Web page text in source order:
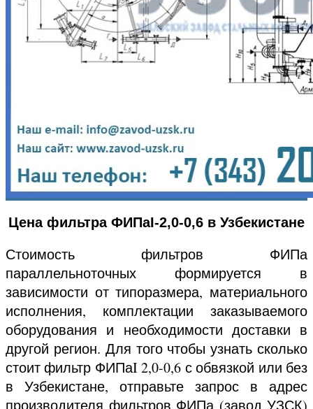
Цена фильтра ФИПаI-2,0-0,6 в Узбекистане
Стоимость фильтров ФИПа
параллельноточных формируется в
зависимости от типоразмера, материального
исполнения, комплектации заказываемого
оборудования и необходимости доставки в
другой регион. Для того чтобы узнать сколько
стоит фильтр ФИПаI 2,0-0,6 с обвязкой или без
в Узбекистане, отправьте запрос в адрес
производителя фильтров ФИПа (завод УЗСК)